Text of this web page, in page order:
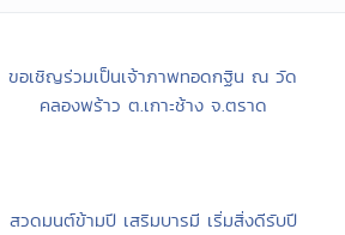
ขอเชิญร่วมเป็นเจ้าภาพทอดกฐิน ณ วัด
คลองพร้าว ต.เกาะช้าง จ.ตราด
สวดมนต์ข้ามปี เสริมบารมี เริ่มสิ่งดีรับปี